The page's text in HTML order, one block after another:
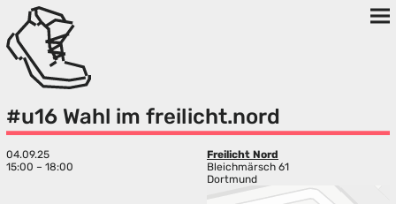
#u16 Wahl im freilicht.nord
04.09.25
15:00 – 18:00
Freilicht Nord
Bleichmärsch 61
Dortmund